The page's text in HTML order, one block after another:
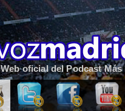
Web oficial del Podcast